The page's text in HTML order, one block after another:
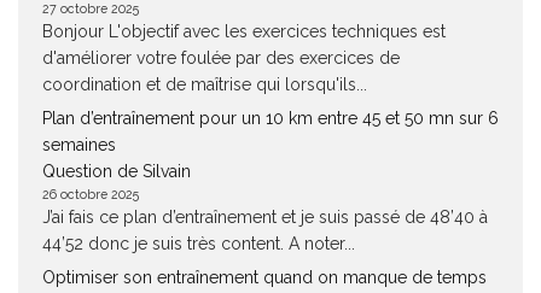
27 octobre 2025
Bonjour L'objectif avec les exercices techniques est
d'améliorer votre foulée par des exercices de
coordination et de maîtrise qui lorsqu'ils...
Plan d’entraînement pour un 10 km entre 45 et 50 mn sur 6
semaines
Question de Silvain
26 octobre 2025
J’ai fais ce plan d’entraînement et je suis passé de 48’40 à
44’52 donc je suis très content. A noter...
Optimiser son entraînement quand on manque de temps